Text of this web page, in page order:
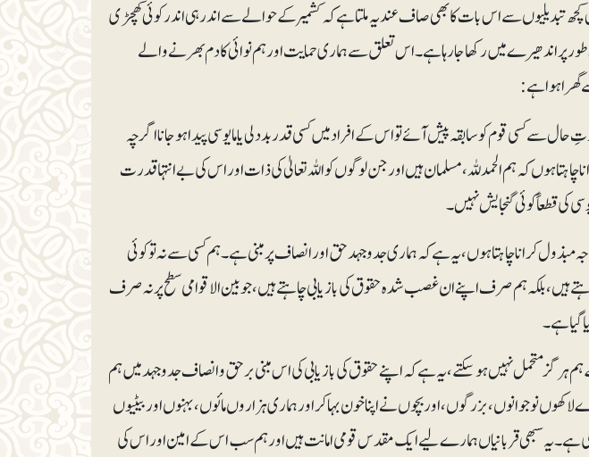
تبدیلیوں سے اس بات کا بھی صاف عندیہ ملتا ہے کہ کشمیر کے حوالے سے اندر ہی اندر کوئی کھچڑی
اندھیرے میں رکھا جارہا ہے۔ اس تعلق سے ہماری حمایت اور ہم نوائی کا دم بھرنے والے
ہوا ہے:
کسی قوم کو سابقہ پیش آئے تو اس کے افراد میں کسی قدر بددلی یا مایوسی پیدا ہو جانا اگرچہ
ہوں کہ ہم الحمدللہ ،مسلمان ہیں اور جن لوگوں کو اللہ تعالیٰ کی ذات اور اس کی بے انتہا قدرت
کی قطعاً کوئی گنجایش نہیں۔
کرانا چاہتا ہوں، یہ ہے کہ ہماری جدوجہد حق اور انصاف پر مبنی ہے۔ ہم کسی سے نہ تو کوئی
ہیں، بلکہ ہم صرف اپنے ان غصب شدہ حقوق کی بازیابی چاہتے ہیں، جو بین الاقوامی سطح پر نہ صرف
گیا ہے۔
ہرگز متحمل نہیں ہوسکتے، یہ ہے کہ اپنے حقوق کی بازیابی کی اس مبنی برحق و انصاف جدوجہد میں ہم
نوجوانوں، بزرگوں، اور بچوں نے اپنا خون بہاکر اور ہماری ہزاروں مائوں، بہنوں اور بیٹیوں
ہے۔ یہ سبھی قربانیاں ہمارے لیے ایک مقدس قومی امانت ہیں اورہم سب اس کے امین اور اس کی